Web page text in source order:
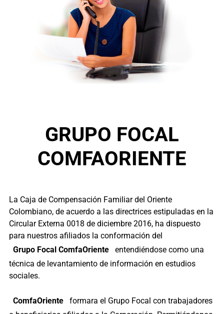
GRUPO FOCAL
COMFAORIENTE
La Caja de Compensación Familiar del Oriente
Colombiano, de acuerdo a las directrices estipuladas en la
Circular Externa 0018 de diciembre 2016, ha dispuesto
para nuestros afiliados la conformación del
Grupo Focal ComfaOriente
entendiéndose como una
técnica de levantamiento de información en estudios
sociales.
ComfaOriente
formara el Grupo Focal con trabajadores